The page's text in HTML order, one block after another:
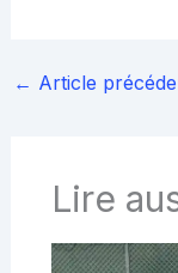
← Article
Lire